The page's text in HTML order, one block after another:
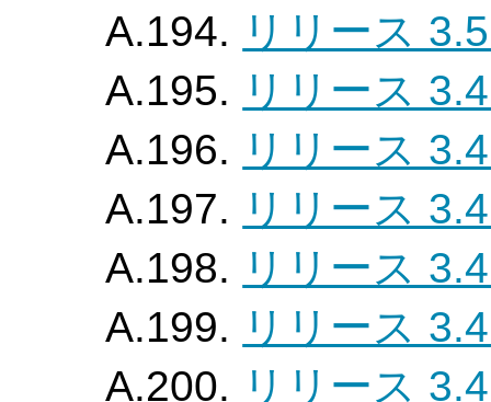
A.194. リリース
A.195. リリース
A.196. リリース
A.197. リリース
A.198. リリース
A.199. リリース
A.200. リリース